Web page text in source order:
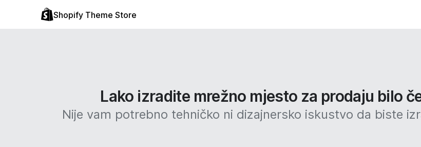
Shopify Theme Store
Lako izradite mrežno mjesto za prodaju bilo
Nije vam potrebno tehničko ni dizajnersko iskustvo da biste